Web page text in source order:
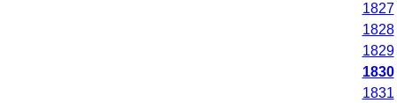
1827
1828
1829
1830
1831